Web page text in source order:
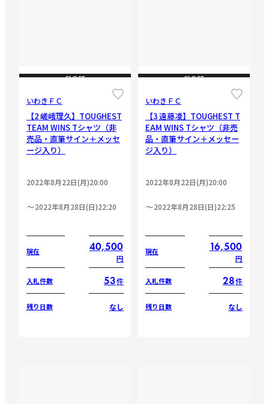
CLOSE
いわきＦＣ
【2 嵯峨理久】TOUGHEST
TEAM WINS Tシャツ（非
売品・直筆サイン＋メッセ
ージ入り）
2022年8月22日(月)20:00
2022年8月28日(日)22:20
現在 40,500
円
入札件数 53件
残り日数 なし
CLOSE
いわきＦＣ
【3 遠藤凌】TOUGHEST T
EAM WINS Tシャツ（非売
品・直筆サイン＋メッセー
ジ入り）
2022年8月22日(月)20:00
2022年8月28日(日)22:25
現在 16,500
円
入札件数 28件
残り日数 なし